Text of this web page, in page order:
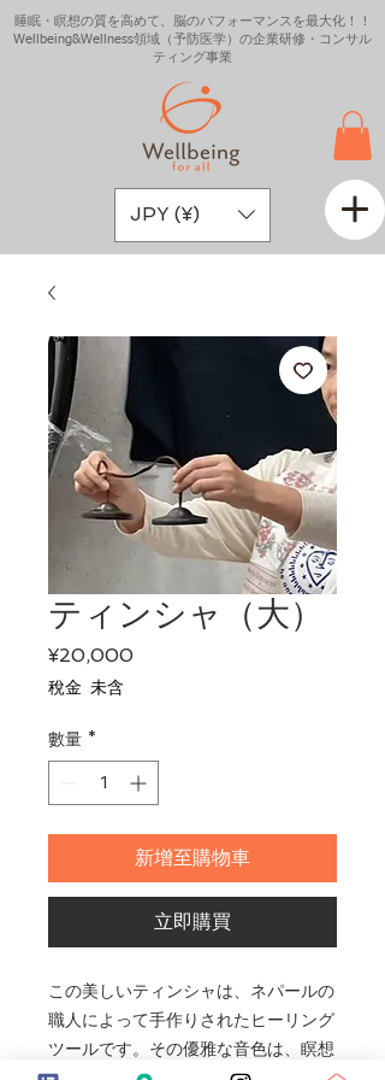
睡眠・瞑想の質を高めて、脳のパフォーマンスを最大化！！
Wellbeing&Wellness領域（予防医学）の企業研修・コンサル
ティング事業
JPY (¥)
ティンシャ（大）
¥20,000價格
稅金 未含
數量 *
新增至購物車
立即購買
この美しいティンシャは、ネパールの
職人によって手作りされたヒーリング
ツールです。その優雅な音色は、瞑想